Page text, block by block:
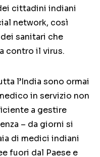
cittadini indiani
network, così
sanitari che
contro il virus.
l’India sono ormai
in servizio non
a gestire
– da giorni si
di medici indiani
fuori dal Paese e